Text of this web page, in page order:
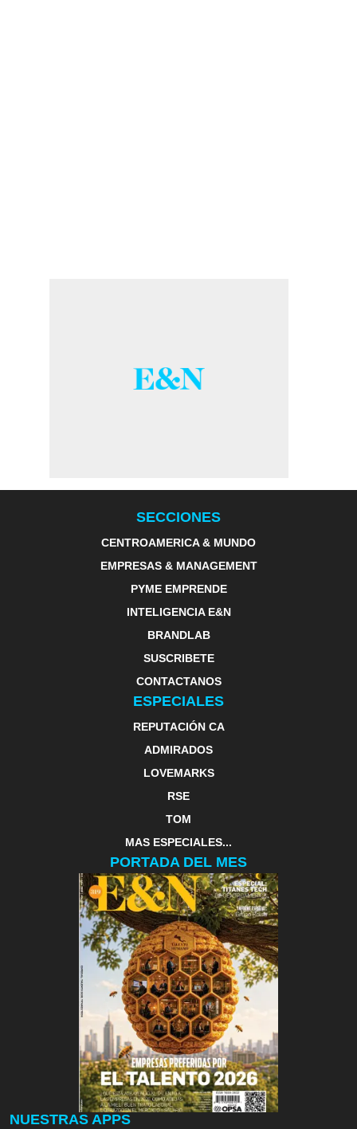
SECCIONES
CENTROAMERICA & MUNDO
EMPRESAS & MANAGEMENT
PYME EMPRENDE
INTELIGENCIA E&N
BRANDLAB
SUSCRIBETE
CONTACTANOS
ESPECIALES
REPUTACIÓN CA
ADMIRADOS
LOVEMARKS
RSE
TOM
MAS ESPECIALES...
PORTADA DEL MES
NUESTRAS APPS